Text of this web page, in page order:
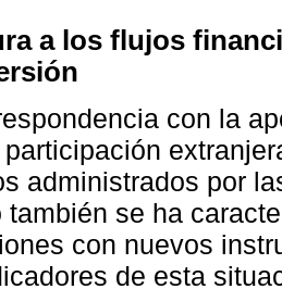
a los flujos
con la
administrados por
también se ha
con nuevos
de esta